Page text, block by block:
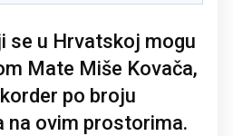
se u Hrvatskoj mogu
Mate Miše Kovača,
po broju
na ovim prostorima.